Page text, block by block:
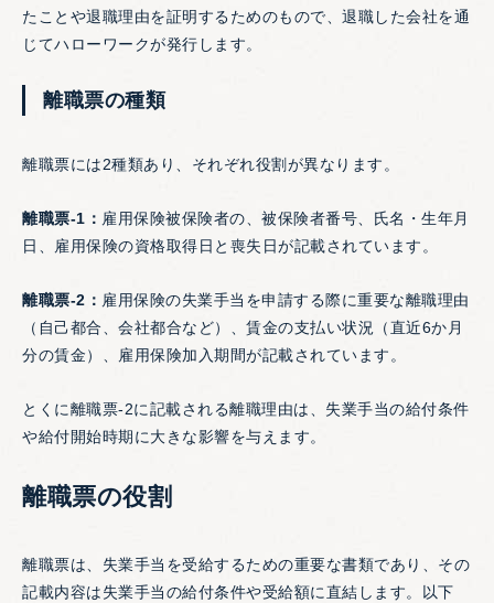
たことや退職理由を証明するためのもので、退職した会社を通
じてハローワークが発行します。
離職票の種類
離職票には2種類あり、それぞれ役割が異なります。
離職票-1： 雇用保険被保険者の、被保険者番号、氏名・生年月
日、雇用保険の資格取得日と喪失日が記載されています。
離職票-2： 雇用保険の失業手当を申請する際に重要な離職理由
（自己都合、会社都合など）、賃金の支払い状況（直近6か月
分の賃金）、雇用保険加入期間が記載されています。
とくに離職票-2に記載される離職理由は、失業手当の給付条件
や給付開始時期に大きな影響を与えます。
離職票の役割
離職票は、失業手当を受給するための重要な書類であり、その
記載内容は失業手当の給付条件や受給額に直結します。以下